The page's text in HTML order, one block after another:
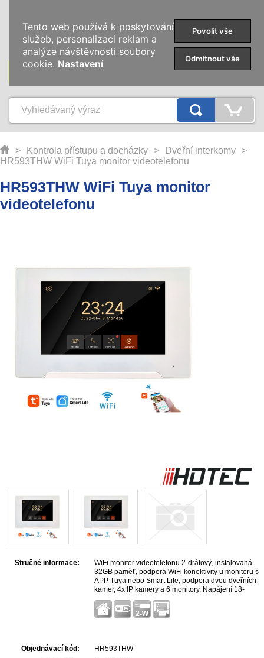
KATEGORIE
> Kontrola přístupu a docházky > Dveřní interkomy
>
HR593THW WiFi Tuya monitor videotelefonu
HR593THW WiFi Tuya monitor
videotelefonu
Stručné informace:
WiFi monitor videotelefonu 2-drátový, instalovaná
32GB paměť, podpora WiFi konektivity u monitoru s
APP Tuya nebo Smart Life, podpora dvou dveřních
kamer, 4x IP kamery a 6 monitory. Napájení 18-
24VDC.
Objednávací kód:
HR593THW
Tento web používá k poskytování
služeb, personalizaci reklam a
analýze návštěvnosti soubory
cookie. Nastavení
Povolit vše
Odmítnout vše